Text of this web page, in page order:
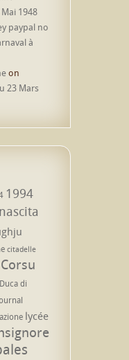
1948
paypal no
à
on
23 Mars
1994
citadelle
Corsu
Duca di
lycée